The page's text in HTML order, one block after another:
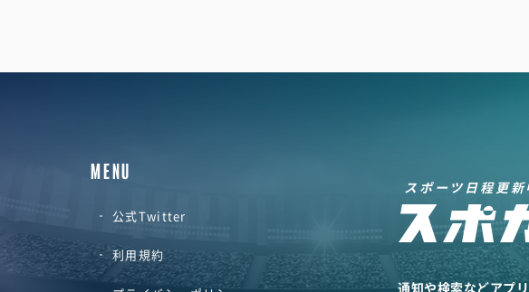
MENU
公式Twitter
利用規約
スポーツ日程更新
通知や検索などアプ